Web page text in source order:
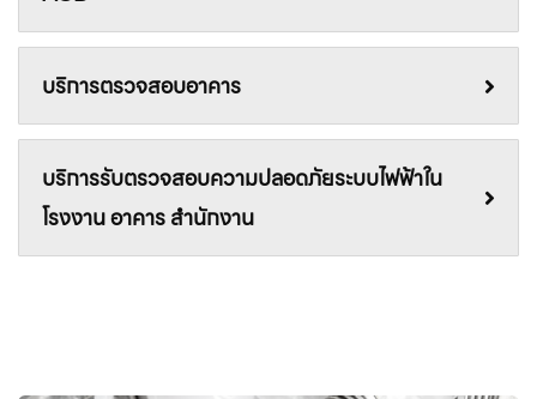
บริการตรวจสอบอาคาร
บริการรับตรวจสอบความปลอดภัยระบบไฟฟ้าใน
โรงงาน อาคาร สำนักงาน